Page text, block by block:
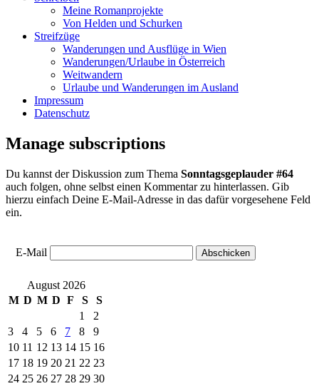
Meine Romanprojekte
Von Helden und Schurken
Streifzüge
Wanderungen und Ausflüge in Wien
Wanderungen/Urlaube in Österreich
Weitwandern
Urlaube und Wanderungen im Ausland
Impressum
Datenschutz
Manage subscriptions
Du kannst der Diskussion zum Thema Sonntagsgeplauder #64
auch folgen, ohne selbst einen Kommentar zu hinterlassen. Gib
hierzu einfach Deine E-Mail-Adresse in das dafür vorgesehene Feld
ein.
E-Mail
August 2026
M D M D F S
S
1
2
3
4 5 6 7 8
9
10 11 12 13 14 15 16
17 18 19 20 21 22 23
24 25 26 27 28 29 30